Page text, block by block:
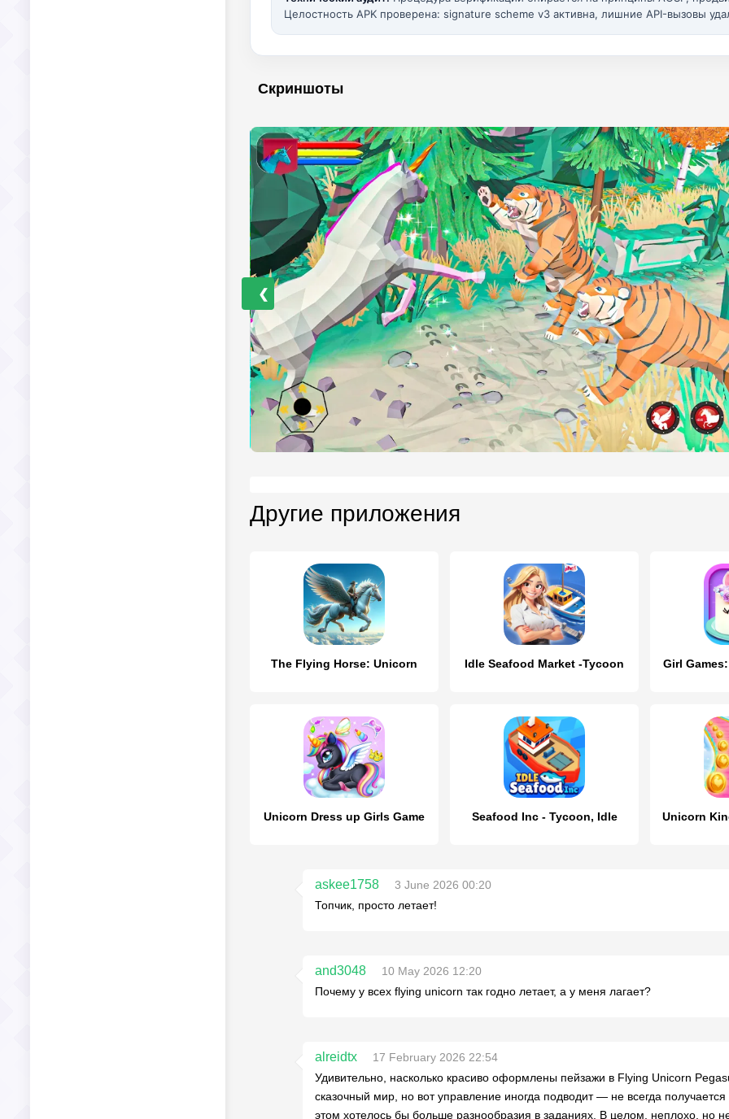
Целостность APK проверена: signature scheme v3 активна, лишние API-вызовы
Скриншоты
❮
Другие приложения
The Flying Horse: Unicorn Idle Seafood Market -Tycoon Girl
Unicorn Dress up Girls Game Seafood Inc - Tycoon, Idle
askee1758
3 June 2026 00:20
Топчик, просто летает!
and3048
10 May 2026 12:20
Почему у всех flying unicorn так годно летает, а у меня лагает?
alreidtx
17 February 2026 22:54
Удивительно, насколько красиво оформлены пейзажи в Flying Unicorn
сказочный мир, но вот управление иногда подводит — не всегда
этом хотелось бы больше разнообразия в заданиях. В целом, неплохо, но